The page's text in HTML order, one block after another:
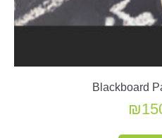
Blackboard
₪